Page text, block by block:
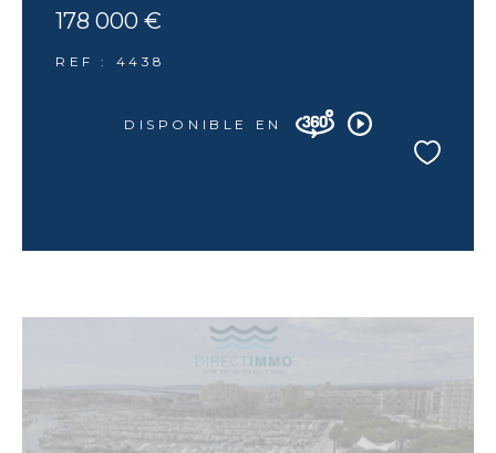
178 000 €
REF : 4438
DISPONIBLE EN